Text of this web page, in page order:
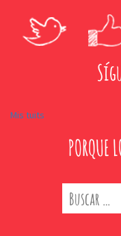
Mis tuits
PORQUE